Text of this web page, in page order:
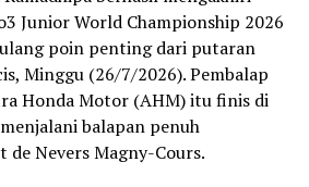
Junior World Championship 2026
poin penting dari putaran
Minggu (26/7/2026). Pembalap
Honda Motor (AHM) itu finis di
balapan penuh
de Nevers Magny-Cours.